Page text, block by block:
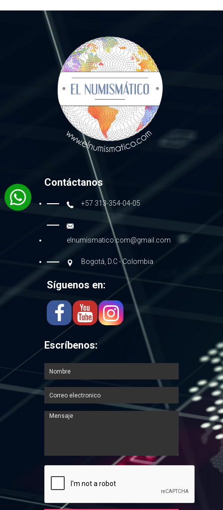
Contáctanos
+57 313-354-04-05
elnumismatico.com@gmail.com
Bogotá, D.C - Colombia
Síguenos en:
Escríbenos: